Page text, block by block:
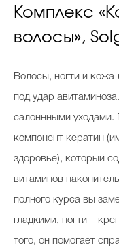
Комплекс
волосы»,
Волосы, ногти и кожа
под удар
салоннными уходами.
компонент кератин
здоровье), который
витаминов
полного курса вы
гладкими, ногти –
того, он помогает